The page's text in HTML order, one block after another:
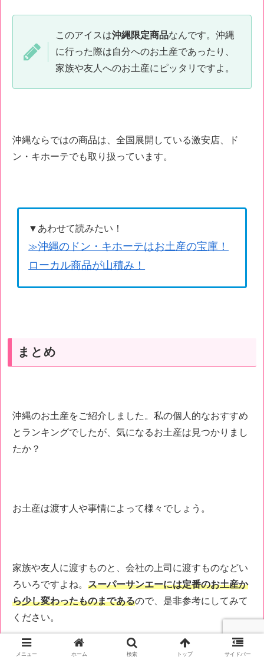
このアイスは沖縄限定商品なんです。沖縄
に行った際は自分へのお土産であったり、
家族や友人へのお土産にピッタリですよ。
沖縄ならではの商品は、全国展開している激安店、ド
ン・キホーテでも取り扱っています。
▼あわせて読みたい！
≫沖縄のドン・キホーテはお土産の宝庫！
ローカル商品が山積み！
まとめ
沖縄のお土産をご紹介しました。私の個人的なおすすめ
とランキングでしたが、気になるお土産は見つかりまし
たか？
お土産は渡す人や事情によって様々でしょう。
家族や友人に渡すものと、会社の上司に渡すものなどい
ろいろですよね。 スーパーサンエーには定番のお土産か
ら少し変わったものまであるので、是非参考にしてみて
ください。
メニュー ホーム 検索 トップ サイドバー